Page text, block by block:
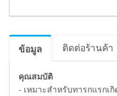
ข้อมูล ติดต่อร้านค้า
คุณสมบัติ
- เหมาะสำหรับทารกแรกเ